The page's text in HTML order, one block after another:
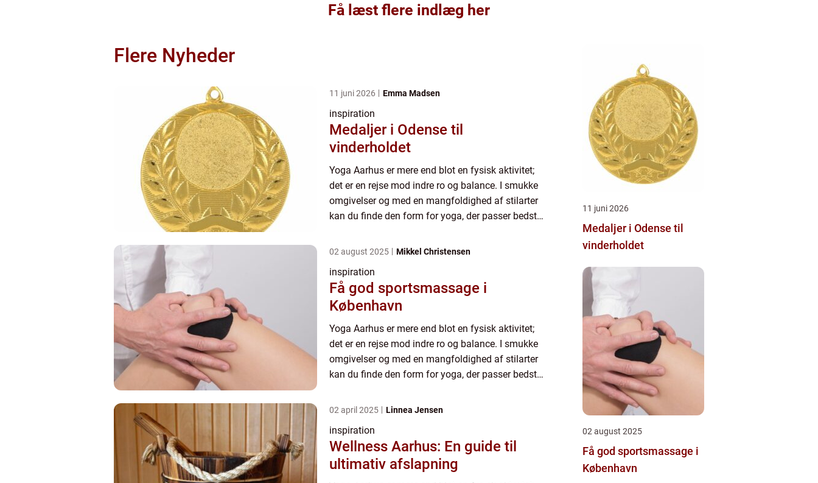
Få læst flere indlæg her
Flere Nyheder
11 juni 2026 Emma Madsen
inspiration
Medaljer i Odense til
vinderholdet
Yoga Aarhus er mere end blot en fysisk aktivitet;
det er en rejse mod indre ro og balance. I smukke
omgivelser og med en mangfoldighed af stilarter
kan du finde den form for yoga, der passer bedst
&osl...
02 august 2025 Mikkel Christensen
inspiration
Få god sportsmassage i
København
Yoga Aarhus er mere end blot en fysisk aktivitet;
det er en rejse mod indre ro og balance. I smukke
omgivelser og med en mangfoldighed af stilarter
kan du finde den form for yoga, der passer bedst
&osl...
02 april 2025 Linnea Jensen
inspiration
Wellness Aarhus: En guide til
ultimativ afslapning
11 juni 2026
Medaljer i Odense til
vinderholdet
02 august 2025
Få god sportsmassage i
København